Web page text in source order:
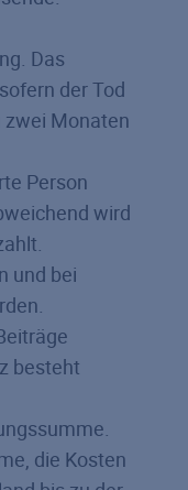
Das
der Tod
zwei Monaten
Person
wird
und bei
besteht
die Kosten